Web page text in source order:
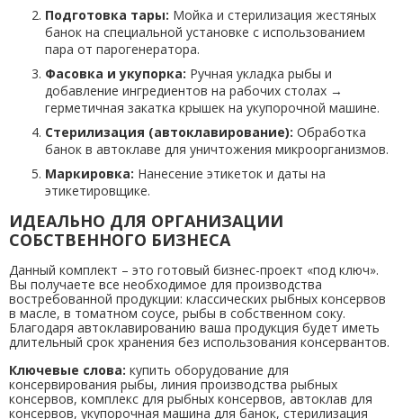
Подготовка тары: Мойка и стерилизация жестяных
банок на специальной установке с использованием
пара от парогенератора.
Фасовка и укупорка: Ручная укладка рыбы и
добавление ингредиентов на рабочих столах →
герметичная закатка крышек на укупорочной машине.
Стерилизация (автоклавирование): Обработка
банок в автоклаве для уничтожения микроорганизмов.
Маркировка: Нанесение этикеток и даты на
этикетировщике.
ИДЕАЛЬНО ДЛЯ ОРГАНИЗАЦИИ
СОБСТВЕННОГО БИЗНЕСА
Данный комплект – это готовый бизнес-проект «под ключ».
Вы получаете все необходимое для производства
востребованной продукции: классических рыбных консервов
в масле, в томатном соусе, рыбы в собственном соку.
Благодаря автоклавированию ваша продукция будет иметь
длительный срок хранения без использования консервантов.
Ключевые слова: купить оборудование для
консервирования рыбы, линия производства рыбных
консервов, комплекс для рыбных консервов, автоклав для
консервов, укупорочная машина для банок, стерилизация